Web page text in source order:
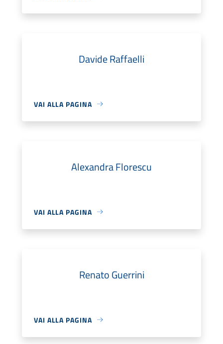
Davide Raffaelli
VAI ALLA PAGINA
Alexandra Florescu
VAI ALLA PAGINA
Renato Guerrini
VAI ALLA PAGINA